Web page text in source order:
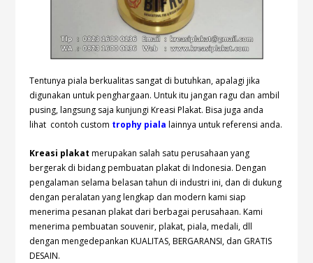
Tentunya piala berkualitas sangat di butuhkan, apalagi jika
digunakan untuk penghargaan. Untuk itu jangan ragu dan ambil
pusing, langsung saja kunjungi Kreasi Plakat. Bisa juga anda
lihat contoh custom trophy piala lainnya untuk referensi anda.
Kreasi plakat merupakan salah satu perusahaan yang
bergerak di bidang pembuatan plakat di Indonesia. Dengan
pengalaman selama belasan tahun di industri ini, dan di dukung
dengan peralatan yang lengkap dan modern kami siap
menerima pesanan plakat dari berbagai perusahaan. Kami
menerima pembuatan souvenir, plakat, piala, medali, dll
dengan mengedepankan KUALITAS, BERGARANSI, dan GRATIS
DESAIN.